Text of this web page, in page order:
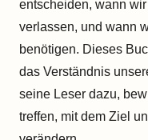
entscheiden, wann
verlassen, und wann
benötigen. Dieses
das Verständnis
seine Leser dazu,
treffen, mit dem Ziel